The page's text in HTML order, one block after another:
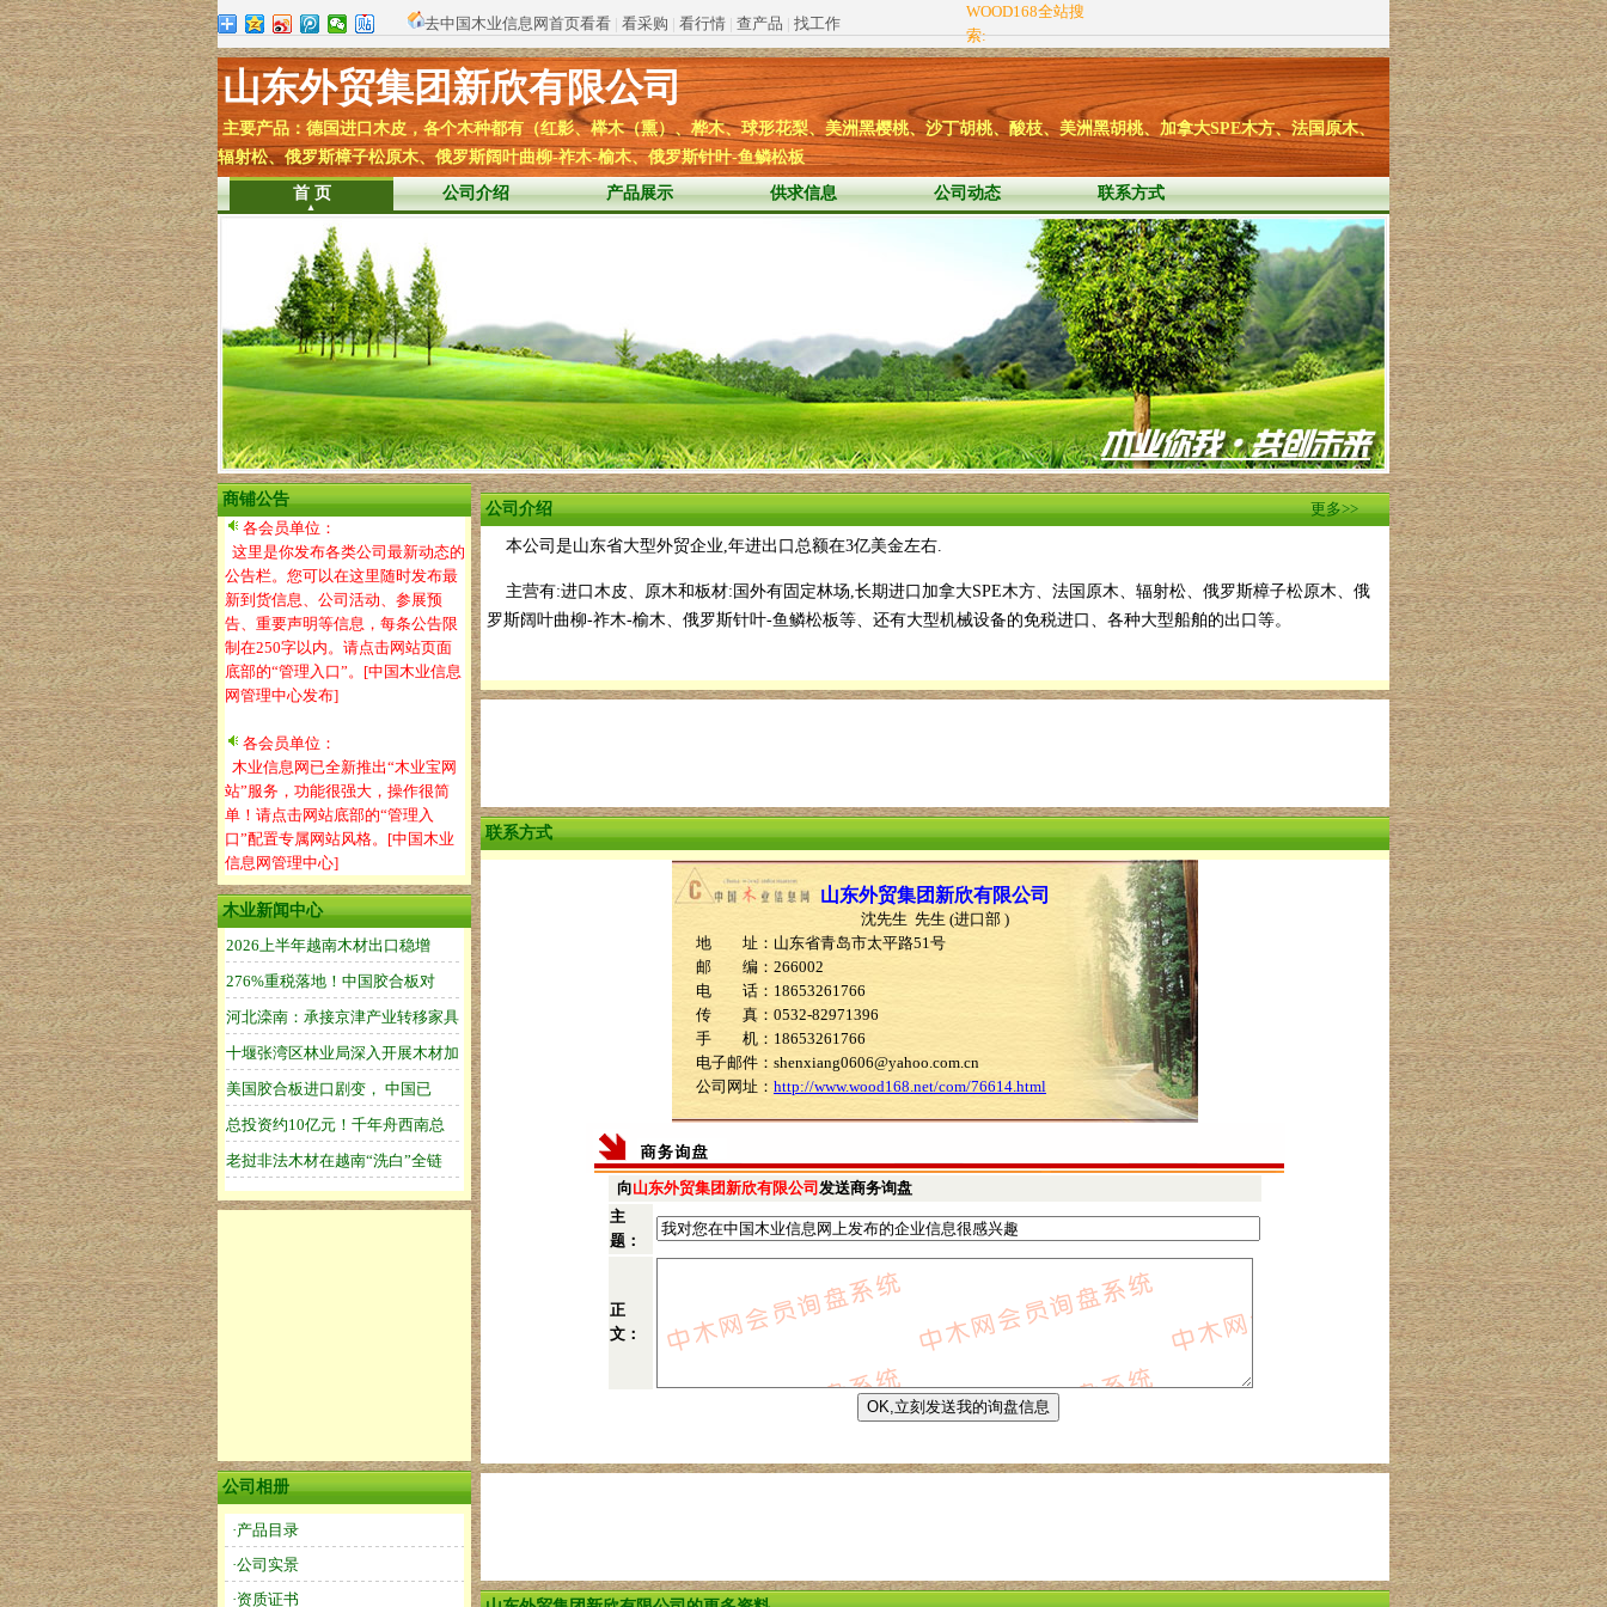
去中国木业信息网首页看看 | 看采购 | 看行情 | 查产品 | 找工作
WOOD168全站搜
索:
山东外贸集团新欣有限公司
主要产品：德国进口木皮，各个木种都有（红影、榉木（熏）、桦木、球形花梨、美洲黑樱桃、沙丁胡桃、酸枝、美洲黑胡桃、加拿大SPE木方、法国原木、
辐射松、俄罗斯樟子松原木、俄罗斯阔叶曲柳-祚木-榆木、俄罗斯针叶-鱼鳞松板
首 页
公司介绍 产品展示 供求信息 公司动态 联系方式
商铺公告
各会员单位：
这里是你发布各类公司最新动态的
公告栏。您可以在这里随时发布最
新到货信息、公司活动、参展预
告、重要声明等信息，每条公告限
制在250字以内。请点击网站页面
底部的“管理入口”。[中国木业信息
网管理中心发布]
各会员单位：
木业信息网已全新推出“木业宝网
站”服务，功能很强大，操作很简
单！请点击网站底部的“管理入
口”配置专属网站风格。[中国木业
信息网管理中心]
木业新闻中心
公司相册
·产品目录
·公司实景
·资质证书
公司介绍 更多>>
本公司是山东省大型外贸企业,年进出口总额在3亿美金左右.
主营有:进口木皮、原木和板材:国外有固定林场,长期进口加拿大SPE木方、法国原木、辐射松、俄罗斯樟子松原木、俄
罗斯阔叶曲柳-祚木-榆木、俄罗斯针叶-鱼鳞松板等、还有大型机械设备的免税进口、各种大型船舶的出口等。
联系方式
山东外贸集团新欣有限公司
沈先生 先生 (进口部 )
地 址：山东省青岛市太平路51号
邮 编：266002
电 话：18653261766
传 真：0532-82971396
手 机：18653261766
电子邮件：shenxiang0606@yahoo.com.cn
公司网址： http://www.wood168.net/com/76614.html
向山东外贸集团新欣有限公司 发送商务询盘
主
题：
正
文：